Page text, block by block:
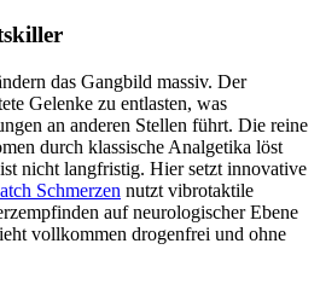
das Gangbild massiv. Der
Gelenke zu entlasten, was
an anderen Stellen führt. Die reine
durch klassische Analgetika löst
nicht langfristig. Hier setzt innovative
Schmerzen nutzt vibrotaktile
auf neurologischer Ebene
vollkommen drogenfrei und ohne